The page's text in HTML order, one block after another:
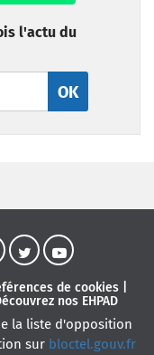
l'actu du
OK
de cookies
nos EHPAD
la liste d'opposition
sur bloctel.gouv.fr